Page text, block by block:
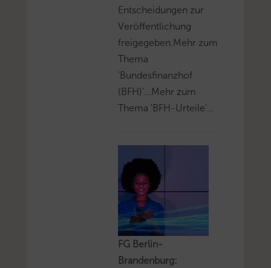
Entscheidungen zur
Veröffentlichung
freigegeben.Mehr zum
Thema
'Bundesfinanzhof
(BFH)'...Mehr zum
Thema 'BFH-Urteile'...
FG Berlin-
Brandenburg: